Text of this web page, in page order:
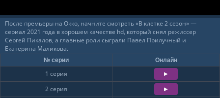
После премьеры на Окко, начните смотреть «В клетке 2 сезон» —
сериал 2021 года в хорошем качестве hd, который снял режиссер
Сергей Пикалов, а главные роли сыграли Павел Прилучный и
Екатерина Маликова.
№ серии Онлайн
1 серия
2 серия